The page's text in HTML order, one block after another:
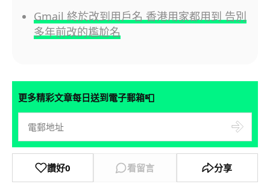
Gmail 終於改到用戶名 香港用家都用到 告別
多年前改的尷尬名
更多精彩文章每日送到電子郵箱📮
讚好0 看留言 分享